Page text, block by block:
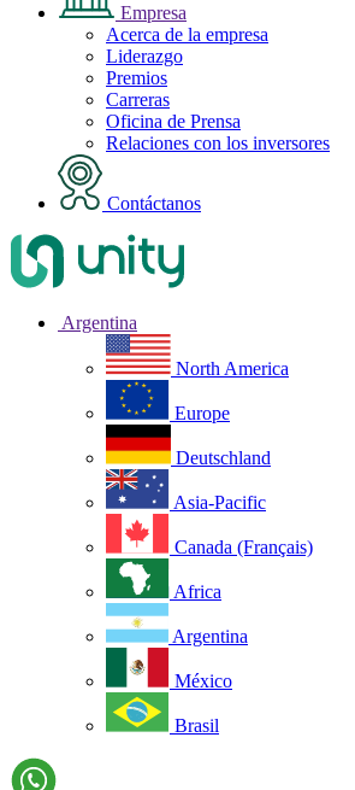
Empresa
Acerca de la empresa
Liderazgo
Premios
Carreras
Oficina de Prensa
Relaciones con los inversores
Contáctanos
Argentina
North America
Europe
Deutschland
Asia-Pacific
Canada (Français)
Africa
Argentina
México
Brasil